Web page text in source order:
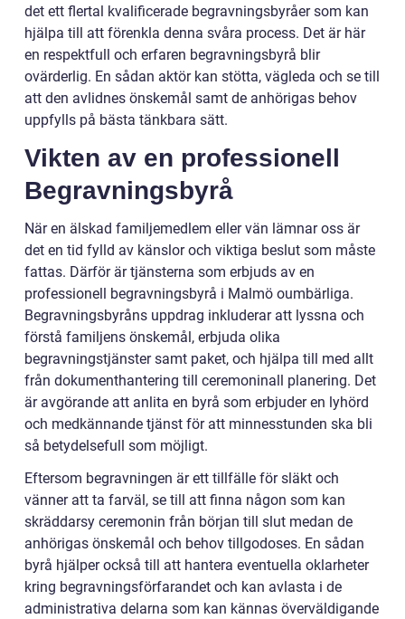
det ett flertal kvalificerade begravningsbyråer som kan
hjälpa till att förenkla denna svåra process. Det är här
en respektfull och erfaren begravningsbyrå blir
ovärderlig. En sådan aktör kan stötta, vägleda och se till
att den avlidnes önskemål samt de anhörigas behov
uppfylls på bästa tänkbara sätt.
Vikten av en professionell
Begravningsbyrå
När en älskad familjemedlem eller vän lämnar oss är
det en tid fylld av känslor och viktiga beslut som måste
fattas. Därför är tjänsterna som erbjuds av en
professionell begravningsbyrå i Malmö oumbärliga.
Begravningsbyråns uppdrag inkluderar att lyssna och
förstå familjens önskemål, erbjuda olika
begravningstjänster samt paket, och hjälpa till med allt
från dokumenthantering till ceremoninall planering. Det
är avgörande att anlita en byrå som erbjuder en lyhörd
och medkännande tjänst för att minnesstunden ska bli
så betydelsefull som möjligt.
Eftersom begravningen är ett tillfälle för släkt och
vänner att ta farväl, se till att finna någon som kan
skräddarsy ceremonin från början till slut medan de
anhörigas önskemål och behov tillgodoses. En sådan
byrå hjälper också till att hantera eventuella oklarheter
kring begravningsförfarandet och kan avlasta i de
administrativa delarna som kan kännas överväldigande